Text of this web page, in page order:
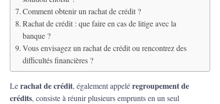
Comment obtenir un rachat de crédit ?
Rachat de crédit : que faire en cas de litige avec la
banque ?
Vous envisagez un rachat de crédit ou rencontrez des
difficultés financières ?
Lerachat de crédit, également appeléregroupement de
crédits, consiste à réunir plusieurs emprunts en un seul